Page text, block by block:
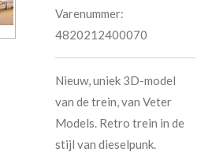
Varenummer:
4820212400070
Nieuw, uniek 3D-model
van de trein, van Veter
Models. Retro trein in de
stijl van dieselpunk.